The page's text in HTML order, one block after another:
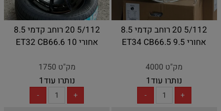
5/112 20 רוחב קדמי 8.5
אחורי 9.5 ET34 CB66.5
מק"ט 4000
נותרו עוד1
5/112 20 רוחב קדמי 8.5
אחורי 10 ET32 CB66.6
מק"ט 1750
נותרו עוד1